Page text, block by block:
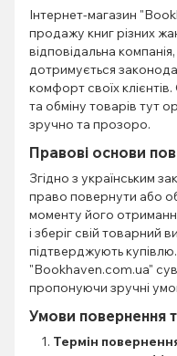
Інтернет-магазин
продажу книг різних
відповідальна
дотримується
комфорт своїх
та обміну товарів тут
зручно та прозоро.
Правові основи
Згідно з українським
право повернути або
моменту його
і зберіг свій товарний
підтверджують
"Bookhaven.com.ua"
пропонуючи зручні
Умови повернення
Термін